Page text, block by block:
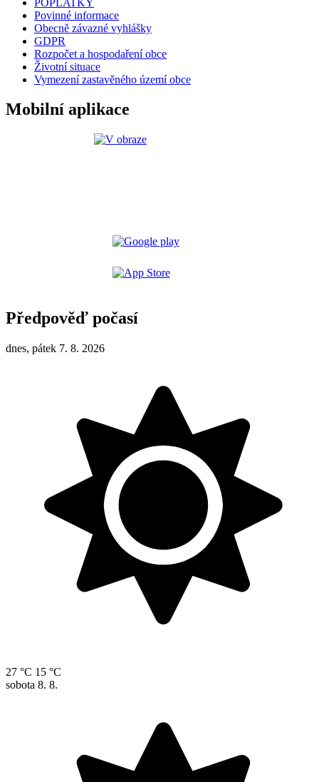
Povinné informace
Obecně závazné vyhlášky
GDPR
Rozpočet a hospodaření obce
Životní situace
Vymezení zastavěného území obce
Mobilní aplikace
Předpověď počasí
dnes, pátek 7. 8. 2026
27 °C 15 °C
sobota 8. 8.